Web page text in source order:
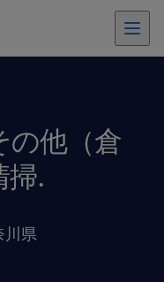
の他（倉
掃.
川県